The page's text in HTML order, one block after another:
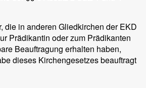
die in anderen Gliedkirchen der EKD
Prädikantin oder zum Prädikanten
Beauftragung erhalten haben,
dieses Kirchengesetzes beauftragt